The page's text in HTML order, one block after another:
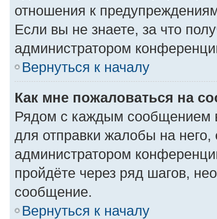
отношения к
Если вы не знаете, за что
администратором
Вернуться к началу
Как мне пожаловаться на
Рядом с каждым сообщением
для отправки жалобы на
администратором
пройдёте через ряд шагов,
сообщение.
Вернуться к началу